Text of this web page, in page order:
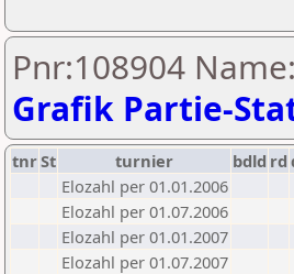
Pnr:108904
Grafik Partie-
tnrSt turnier bdld rd
Elozahl per 01.01.2006
Elozahl per 01.07.2006
Elozahl per 01.01.2007
Elozahl per 01.07.2007